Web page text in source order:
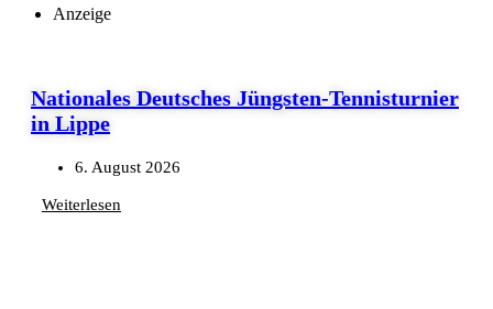
Anzeige
Nationales Deutsches Jüngsten-Tennisturnier
in Lippe
6. August 2026
Weiterlesen